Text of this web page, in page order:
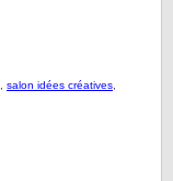
salon idées créatives